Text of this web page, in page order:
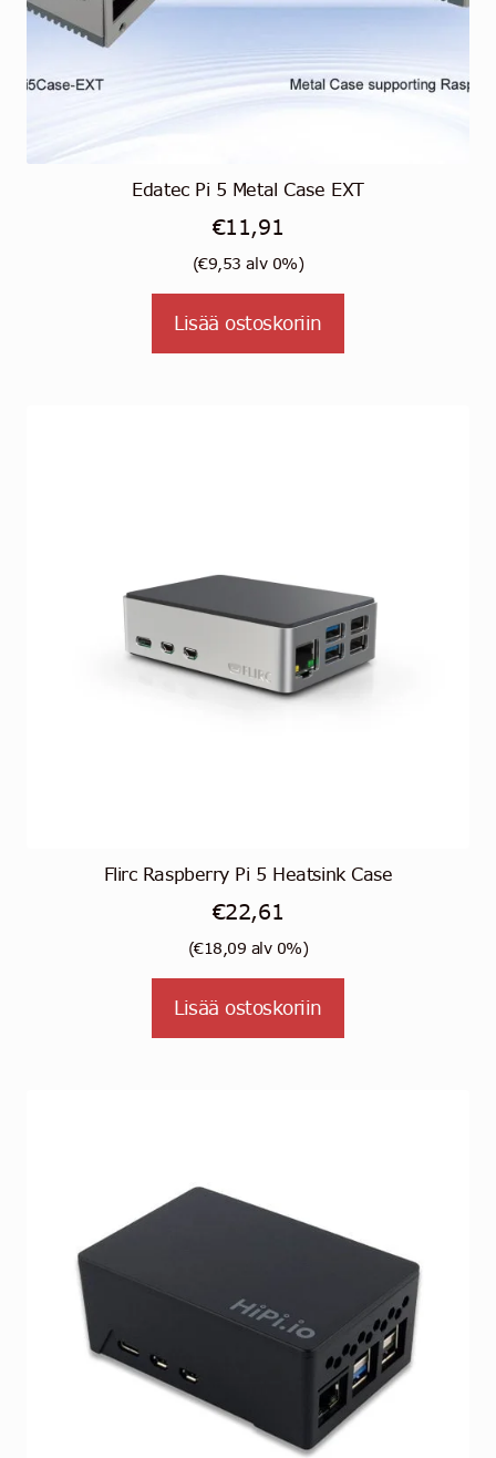
Edatec Pi 5 Metal Case EXT
€11,91
(€9,53 alv 0%)
Lisää ostoskoriin
Flirc Raspberry Pi 5 Heatsink Case
€22,61
(€18,09 alv 0%)
Lisää ostoskoriin